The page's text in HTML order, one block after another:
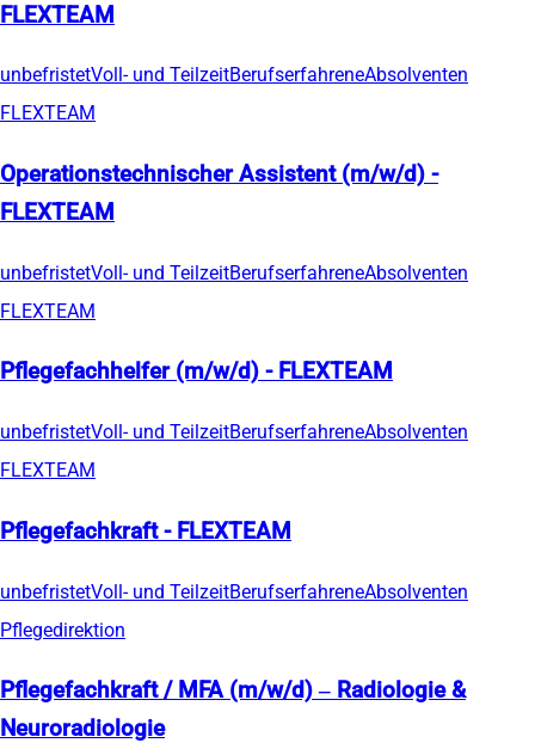
FLEXTEAM
unbefristetVoll- und TeilzeitBerufserfahreneAbsolventen
FLEXTEAM
Operationstechnischer Assistent (m/w/d) -
FLEXTEAM
unbefristetVoll- und TeilzeitBerufserfahreneAbsolventen
FLEXTEAM
Pflegefachhelfer (m/w/d) - FLEXTEAM
unbefristetVoll- und TeilzeitBerufserfahreneAbsolventen
FLEXTEAM
Pflegefachkraft - FLEXTEAM
unbefristetVoll- und TeilzeitBerufserfahreneAbsolventen
Pflegedirektion
Pflegefachkraft / MFA (m/w/d) – Radiologie &
Neuroradiologie